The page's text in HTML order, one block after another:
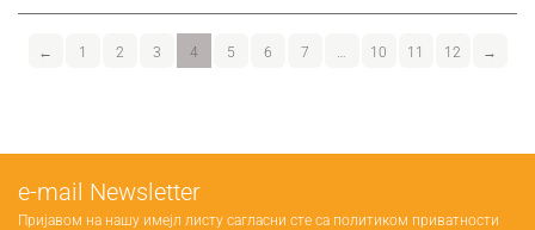
← 1 2 3 4 5 6 7 10 11 12 →
е-mail Newsletter
Пријавом на нашу имејл листу сагласни сте са политиком приватности